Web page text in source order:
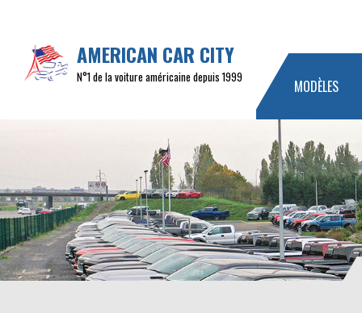
AMERICAN CAR CITY
N°1 de la voiture américaine depuis 1999 MODÈLES